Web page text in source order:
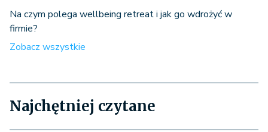
Na czym polega wellbeing retreat i jak go wdrożyć w
firmie?
Zobacz wszystkie
Najchętniej czytane